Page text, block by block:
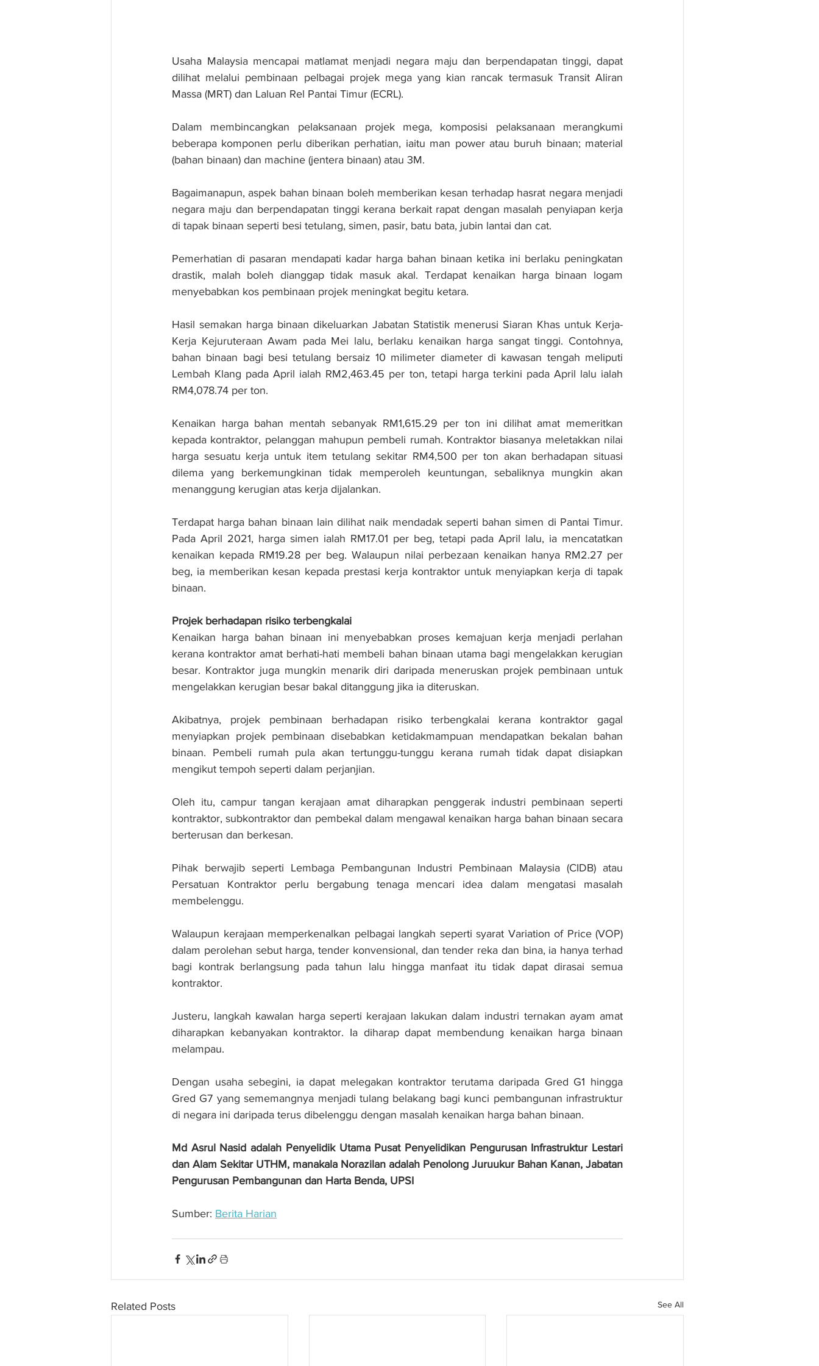
Usaha Malaysia mencapai matlamat menjadi negara maju dan berpendapatan tinggi, dapat
dilihat melalui pembinaan pelbagai projek mega yang kian rancak termasuk Transit Aliran
Massa (MRT) dan Laluan Rel Pantai Timur (ECRL).
Dalam membincangkan pelaksanaan projek mega, komposisi pelaksanaan merangkumi
beberapa komponen perlu diberikan perhatian, iaitu man power atau buruh binaan; material
(bahan binaan) dan machine (jentera binaan) atau 3M.
Bagaimanapun, aspek bahan binaan boleh memberikan kesan terhadap hasrat negara menjadi
negara maju dan berpendapatan tinggi kerana berkait rapat dengan masalah penyiapan kerja
di tapak binaan seperti besi tetulang, simen, pasir, batu bata, jubin lantai dan cat.
Pemerhatian di pasaran mendapati kadar harga bahan binaan ketika ini berlaku peningkatan
drastik, malah boleh dianggap tidak masuk akal. Terdapat kenaikan harga binaan logam
menyebabkan kos pembinaan projek meningkat begitu ketara.
Hasil semakan harga binaan dikeluarkan Jabatan Statistik menerusi Siaran Khas untuk Kerja-
Kerja Kejuruteraan Awam pada Mei lalu, berlaku kenaikan harga sangat tinggi. Contohnya,
bahan binaan bagi besi tetulang bersaiz 10 milimeter diameter di kawasan tengah meliputi
Lembah Klang pada April ialah RM2,463.45 per ton, tetapi harga terkini pada April lalu ialah
RM4,078.74 per ton.
Kenaikan harga bahan mentah sebanyak RM1,615.29 per ton ini dilihat amat memeritkan
kepada kontraktor, pelanggan mahupun pembeli rumah. Kontraktor biasanya meletakkan nilai
harga sesuatu kerja untuk item tetulang sekitar RM4,500 per ton akan berhadapan situasi
dilema yang berkemungkinan tidak memperoleh keuntungan, sebaliknya mungkin akan
menanggung kerugian atas kerja dijalankan.
Terdapat harga bahan binaan lain dilihat naik mendadak seperti bahan simen di Pantai Timur.
Pada April 2021, harga simen ialah RM17.01 per beg, tetapi pada April lalu, ia mencatatkan
kenaikan kepada RM19.28 per beg. Walaupun nilai perbezaan kenaikan hanya RM2.27 per
beg, ia memberikan kesan kepada prestasi kerja kontraktor untuk menyiapkan kerja di tapak
binaan.
Projek berhadapan risiko terbengkalai
Kenaikan harga bahan binaan ini menyebabkan proses kemajuan kerja menjadi perlahan
kerana kontraktor amat berhati-hati membeli bahan binaan utama bagi mengelakkan kerugian
besar. Kontraktor juga mungkin menarik diri daripada meneruskan projek pembinaan untuk
mengelakkan kerugian besar bakal ditanggung jika ia diteruskan.
Akibatnya, projek pembinaan berhadapan risiko terbengkalai kerana kontraktor gagal
menyiapkan projek pembinaan disebabkan ketidakmampuan mendapatkan bekalan bahan
binaan. Pembeli rumah pula akan tertunggu-tunggu kerana rumah tidak dapat disiapkan
mengikut tempoh seperti dalam perjanjian.
Oleh itu, campur tangan kerajaan amat diharapkan penggerak industri pembinaan seperti
kontraktor, subkontraktor dan pembekal dalam mengawal kenaikan harga bahan binaan secara
berterusan dan berkesan.
Pihak berwajib seperti Lembaga Pembangunan Industri Pembinaan Malaysia (CIDB) atau
Persatuan Kontraktor perlu bergabung tenaga mencari idea dalam mengatasi masalah
membelenggu.
Walaupun kerajaan memperkenalkan pelbagai langkah seperti syarat Variation of Price (VOP)
dalam perolehan sebut harga, tender konvensional, dan tender reka dan bina, ia hanya terhad
bagi kontrak berlangsung pada tahun lalu hingga manfaat itu tidak dapat dirasai semua
kontraktor.
Justeru, langkah kawalan harga seperti kerajaan lakukan dalam industri ternakan ayam amat
diharapkan kebanyakan kontraktor. Ia diharap dapat membendung kenaikan harga binaan
melampau.
Dengan usaha sebegini, ia dapat melegakan kontraktor terutama daripada Gred G1 hingga
Gred G7 yang sememangnya menjadi tulang belakang bagi kunci pembangunan infrastruktur
di negara ini daripada terus dibelenggu dengan masalah kenaikan harga bahan binaan.
Md Asrul Nasid adalah Penyelidik Utama Pusat Penyelidikan Pengurusan Infrastruktur Lestari
dan Alam Sekitar UTHM, manakala Norazilan adalah Penolong Juruukur Bahan Kanan, Jabatan
Pengurusan Pembangunan dan Harta Benda, UPSI
Sumber: Berita Harian
Related Posts See All